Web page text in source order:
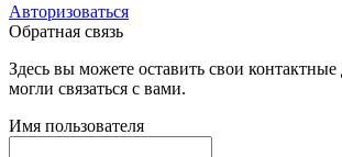
Авторизоваться
Обратная связь
Здесь вы можете оставить свои
могли связаться с вами.
Имя пользователя